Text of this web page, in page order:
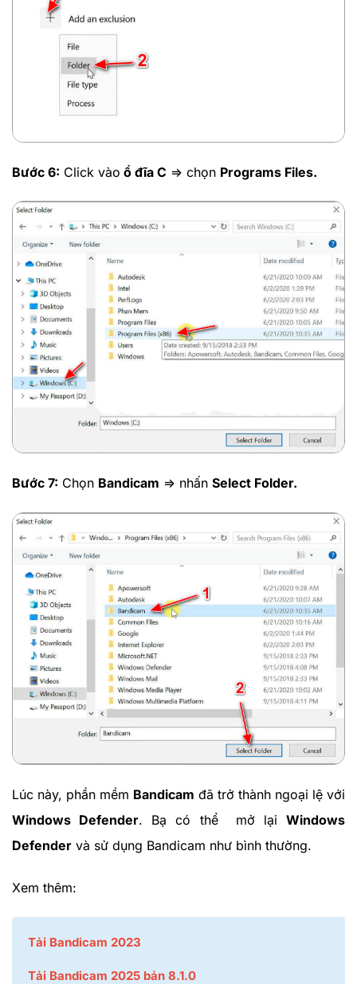
Bước 6: Click vào ổ đĩa C => chọn Programs Files.
Bước 7: Chọn Bandicam => nhấn Select Folder.
Lúc này, phần mềm Bandicam đã trở thành ngoại lệ với
Windows Defender. Bạ có thể mở lại Windows
Defender và sử dụng Bandicam như bình thường.
Xem thêm:
Tải Bandicam 2023
Tải Bandicam 2025 bản 8.1.0